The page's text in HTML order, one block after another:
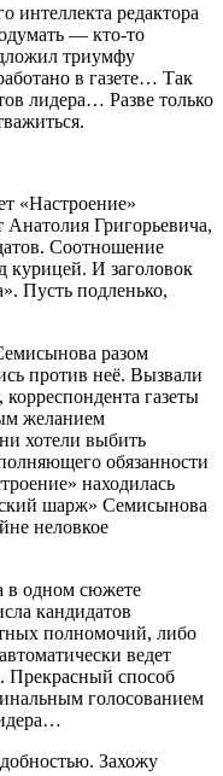
интеллекта редактора
— кто-то
триумфу
в газете… Так
лидера… Разве только
«Настроение»
Григорьевича,
Соотношение
курицей. И заголовок
Пусть подленько,
разом
против неё. Вызвали
газеты
желанием
хотели выбить
обязанности
находилась
шарж» Семисынова
неловкое
в одном сюжете
кандидатов
полномочий, либо
ведет
Прекрасный способ
голосованием
Захожу